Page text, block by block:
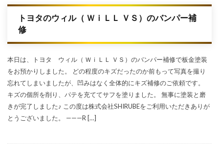
トヨタのウィル（ ＷｉＬＬ ＶＳ）のバンパー補
修
本日は、トヨタ ウィル（ ＷｉＬＬ ＶＳ）のバンパー補修で板金塗装
をお預かりしました。 どの程度のキズだったのか前もって写真を撮り
忘れてしまいましたが、凹みはなく全体的にキズ補修のご依頼です。
キズの個所を削り、パテを充ててサフを塗りました。 無事に塗装と磨
きが完了しました♪ この度は株式会社SHIRUBEをご利用いただきありが
とうございました。 ———R […]